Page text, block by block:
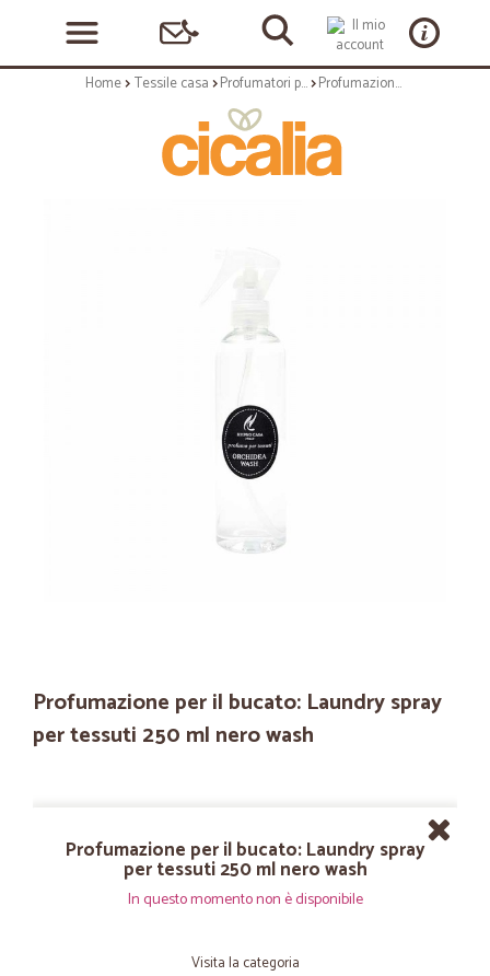
Home Tessile casa Profumatori per bucato Profumazione per il bucato: Laundry spray per tessuti 250 ml nero wash
Profumazione per il bucato: Laundry spray
per tessuti 250 ml nero wash
Profumazione per il bucato: Laundry spray
per tessuti 250 ml nero wash
In questo momento non è disponibile
Visita la categoria